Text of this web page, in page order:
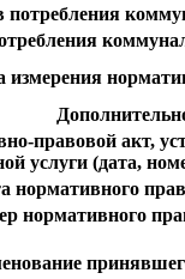
потребления
измерения
правовой акт,
услуги (дата,
нормативного
нормативного